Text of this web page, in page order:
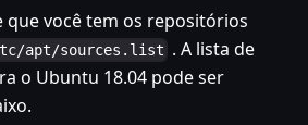
que você tem os repositórios
apt/sources.list . A lista de
o Ubuntu 18.04 pode ser